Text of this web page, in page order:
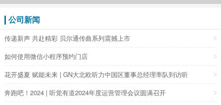
公司新闻
传递新声 共赴精彩 贝尔通传曲系列震撼上市
如何使用微信小程序预约门店
花开盛夏 赋能未来 | GN大北欧听力中国区董事总经理率队到访听
奔跑吧！2024 | 听觉有道2024年度运营管理会议圆满召开